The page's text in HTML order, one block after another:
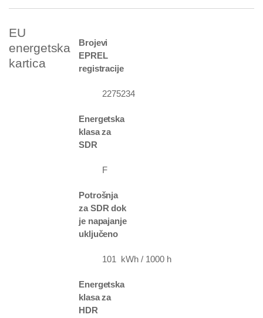
EU
energetska
kartica
Brojevi
EPREL
registracije
2275234
Energetska
klasa za
SDR
F
Potrošnja
za SDR dok
je napajanje
uključeno
101 kWh / 1000 h
Energetska
klasa za
HDR